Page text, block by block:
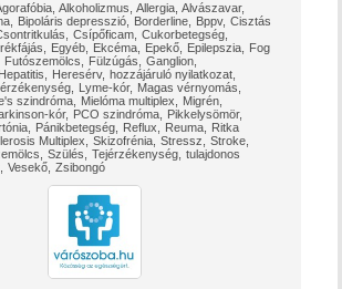
Alkoholizmus Allergia Alvászavar
Bipoláris depresszió Borderline Bppv Cisztás
Csípőficam
Cukorbetegség
Egyéb Ekcéma Epekő Epilepszia
Fog
Futószemölcs Fülzúgás
Ganglion
Hepatitis Heresérv hozzájáruló nyilatkozat
Lyme-kór
Magas vérnyomás
szindróma Mielóma multiplex
Migrén
kór PCO szindróma
Pikkelysömör
Pánikbetegség Reflux Reuma
Ritka
Multiplex Skizofrénia Stressz
Stroke
Szülés Tejérzékenység
tulajdonos
Vesekő Zsibongó